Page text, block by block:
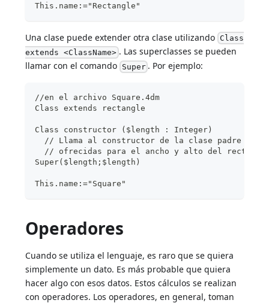
This.name:="Rectangle"
Una clase puede extender otra clase utilizando Class
extends <ClassName> . Las superclasses se pueden
llamar con el comando Super . Por ejemplo:
//en el archivo Square.4dm
Class extends rectangle
Class constructor ($length : Integer)
// Llama al constructor de la clase padre
// ofrecidas para el ancho y alto del
Super($length;$length)
This.name:="Square"
Operadores
Cuando se utiliza el lenguaje, es raro que se quiera
simplemente un dato. Es más probable que quiera
hacer algo con esos datos. Estos cálculos se realizan
con operadores. Los operadores, en general, toman